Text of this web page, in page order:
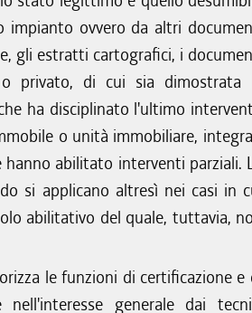
impianto ovvero da altri
gli estratti cartografici, i
privato, di cui sia dimostrata
ha disciplinato l'ultimo
o unità immobiliare,
abilitato interventi parziali.
si applicano altresì nei casi in
abilitativo del quale, tuttavia,
le funzioni di certificazione e
generale dai